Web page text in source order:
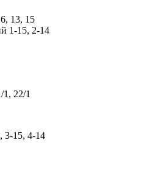
13, 15
1-15, 2-14
1, 22/1
3-15, 4-14